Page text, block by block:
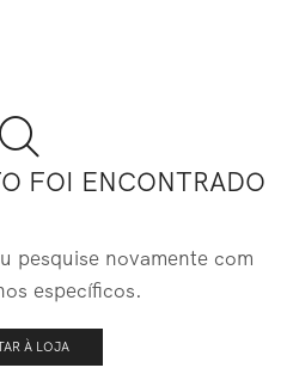
FOI ENCONTRADO
pesquise novamente com
específicos.
À LOJA